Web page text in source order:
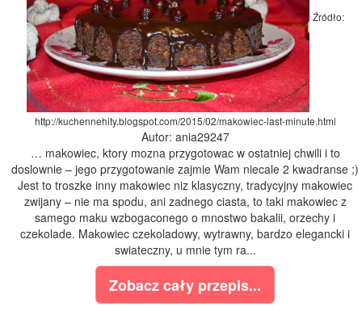
Źródło:
http://kuchennehity.blogspot.com/2015/02/makowiec-last-minute.html
Autor: ania29247
… makowiec, ktory mozna przygotowac w ostatniej chwili i to
doslownie – jego przygotowanie zajmie Wam niecale 2 kwadranse ;)
Jest to troszke inny makowiec niz klasyczny, tradycyjny makowiec
zwijany – nie ma spodu, ani zadnego ciasta, to taki makowiec z
samego maku wzbogaconego o mnostwo bakalii, orzechy i
czekolade. Makowiec czekoladowy, wytrawny, bardzo elegancki i
swiateczny, u mnie tym ra...
Zobacz cały przepis...